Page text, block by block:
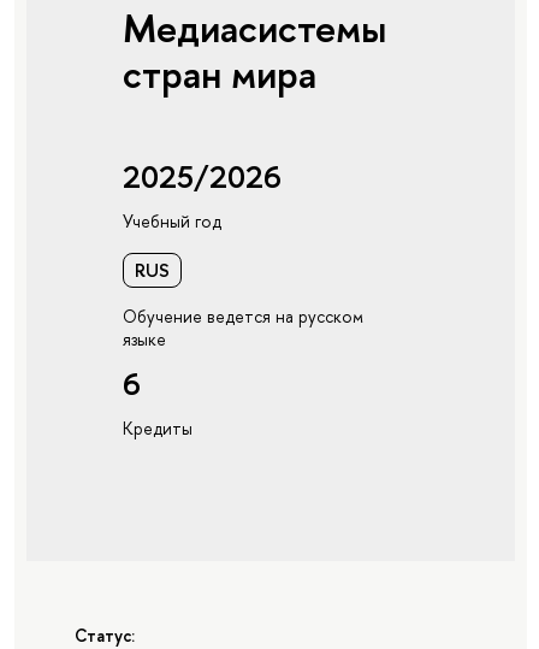
Медиасистемы
стран мира
2025/2026
Учебный год
RUS
Обучение ведется на русском
языке
6
Кредиты
Статус: